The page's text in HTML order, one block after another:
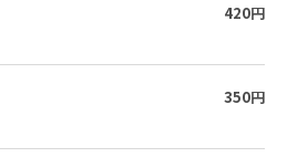
420円
350円